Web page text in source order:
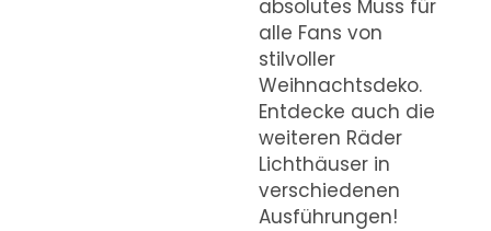
absolutes Muss für
alle Fans von
stilvoller
Weihnachtsdeko.
Entdecke auch die
weiteren Räder
Lichthäuser in
verschiedenen
Ausführungen!